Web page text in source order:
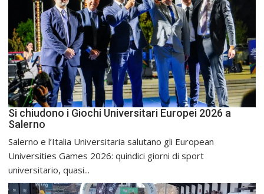
Si chiudono i Giochi Universitari Europei 2026 a
Salerno
Salerno e l’Italia Universitaria salutano gli European
Universities Games 2026: quindici giorni di sport
universitario, quasi...